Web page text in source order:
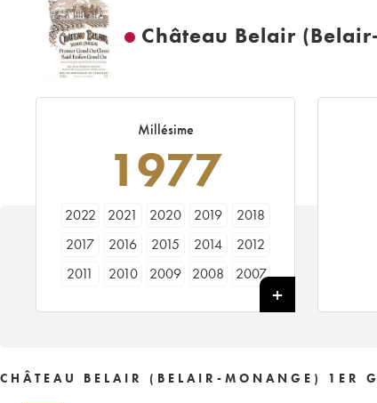
Château Belair
Millésime
1977
2022 2021 2020 2019
2018
2017
2016 2015 2014
2012
2011
2010 2009 2008
2007
1989
CHÂTEAU BELAIR (BELAIR-MONANGE) 1ER